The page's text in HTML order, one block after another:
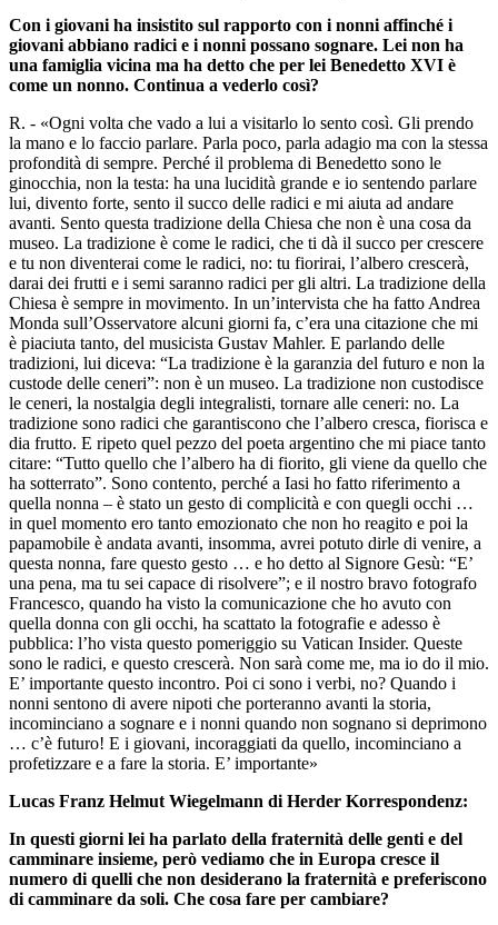
Con i giovani ha insistito sul rapporto con i nonni affinché i
giovani abbiano radici e i nonni possano sognare. Lei non ha
una famiglia vicina ma ha detto che per lei Benedetto XVI è
come un nonno. Continua a vederlo così?
R. - «Ogni volta che vado a lui a visitarlo lo sento così. Gli prendo
la mano e lo faccio parlare. Parla poco, parla adagio ma con la stessa
profondità di sempre. Perché il problema di Benedetto sono le
ginocchia, non la testa: ha una lucidità grande e io sentendo parlare
lui, divento forte, sento il succo delle radici e mi aiuta ad andare
avanti. Sento questa tradizione della Chiesa che non è una cosa da
museo. La tradizione è come le radici, che ti dà il succo per crescere
e tu non diventerai come le radici, no: tu fiorirai, l’albero crescerà,
darai dei frutti e i semi saranno radici per gli altri. La tradizione della
Chiesa è sempre in movimento. In un’intervista che ha fatto Andrea
Monda sull’Osservatore alcuni giorni fa, c’era una citazione che mi
è piaciuta tanto, del musicista Gustav Mahler. E parlando delle
tradizioni, lui diceva: “La tradizione è la garanzia del futuro e non la
custode delle ceneri”: non è un museo. La tradizione non custodisce
le ceneri, la nostalgia degli integralisti, tornare alle ceneri: no. La
tradizione sono radici che garantiscono che l’albero cresca, fiorisca e
dia frutto. E ripeto quel pezzo del poeta argentino che mi piace tanto
citare: “Tutto quello che l’albero ha di fiorito, gli viene da quello che
ha sotterrato”. Sono contento, perché a Iasi ho fatto riferimento a
quella nonna – è stato un gesto di complicità e con quegli occhi …
in quel momento ero tanto emozionato che non ho reagito e poi la
papamobile è andata avanti, insomma, avrei potuto dirle di venire, a
questa nonna, fare questo gesto … e ho detto al Signore Gesù: “E’
una pena, ma tu sei capace di risolvere”; e il nostro bravo fotografo
Francesco, quando ha visto la comunicazione che ho avuto con
quella donna con gli occhi, ha scattato la fotografie e adesso è
pubblica: l’ho vista questo pomeriggio su Vatican Insider. Queste
sono le radici, e questo crescerà. Non sarà come me, ma io do il mio.
E’ importante questo incontro. Poi ci sono i verbi, no? Quando i
nonni sentono di avere nipoti che porteranno avanti la storia,
incominciano a sognare e i nonni quando non sognano si deprimono
… c’è futuro! E i giovani, incoraggiati da quello, incominciano a
profetizzare e a fare la storia. E’ importante»
Lucas Franz Helmut Wiegelmann di Herder Korrespondenz:
In questi giorni lei ha parlato della fraternità delle genti e del
camminare insieme, però vediamo che in Europa cresce il
numero di quelli che non desiderano la fraternità e preferiscono
di camminare da soli. Che cosa fare per cambiare?